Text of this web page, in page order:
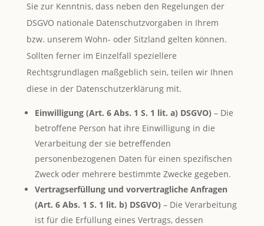
Sie zur Kenntnis, dass neben den Regelungen der
DSGVO nationale Datenschutzvorgaben in Ihrem
bzw. unserem Wohn- oder Sitzland gelten können.
Sollten ferner im Einzelfall speziellere
Rechtsgrundlagen maßgeblich sein, teilen wir Ihnen
diese in der Datenschutzerklärung mit.
Einwilligung (Art. 6 Abs. 1 S. 1 lit. a) DSGVO) – Die
betroffene Person hat ihre Einwilligung in die
Verarbeitung der sie betreffenden
personenbezogenen Daten für einen spezifischen
Zweck oder mehrere bestimmte Zwecke gegeben.
Vertragserfüllung und vorvertragliche Anfragen
(Art. 6 Abs. 1 S. 1 lit. b) DSGVO) – Die Verarbeitung
ist für die Erfüllung eines Vertrags, dessen